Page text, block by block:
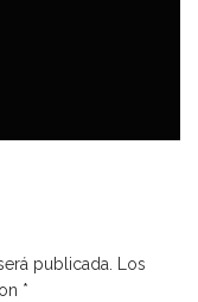
publicada. Los
*